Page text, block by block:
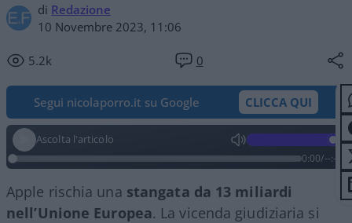
di Redazione
10 Novembre 2023, 11:06
5.2k 0
Segui nicolaporro.it su Google CLICCA QUI
Ascolta l'articolo
0:00/--:--
Apple rischia una stangata da 13 miliardi
nell’Unione Europea. La vicenda giudiziaria si